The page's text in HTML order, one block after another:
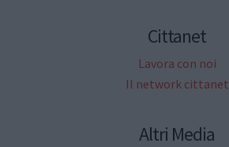
Cittanet
Lavora con noi
Il network cittanet
Altri Media